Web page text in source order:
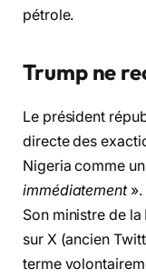
pétrole.
Trump ne
Le président
directe des
Nigeria comme
immédiatement».
Son ministre de
sur X (ancien
terme